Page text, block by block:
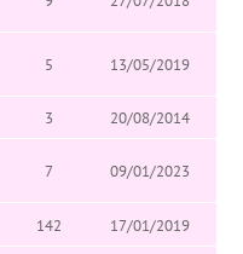
5 13/05/2019
3
20/08/2014
7 09/01/2023
142
17/01/2019